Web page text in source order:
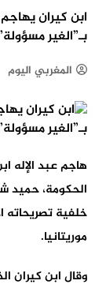
ابن كيران
بـ”الغير
المغربي اليوم
هاجم عبد الإله
الحكومة، حميد
خلفية تصريحاته
موريتانيا.
وقال ابن كيران